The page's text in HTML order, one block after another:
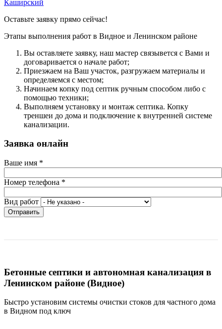
Каширский
Оставьте заявку прямо сейчас!
Этапы выполнения работ в Видное и Ленинском районе
Вы оcтавляете заявку, наш мастер связывется с Вами и
договаривается о начале работ;
Приезжаем на Ваш участок, разгружаем материалы и
определяемся с местом;
Начинаем копку под септик ручным способом либо с
помощью техники;
Выполняем установку и монтаж септика. Копку
треншеи до дома и подключение к внутренней системе
канализации.
Заявка онлайн
Ваше имя *
Номер телефона *
Вид работ
Отправить
Бетонные септики и автономная канализация в
Ленинском районе (Видное)
Быстро установим системы очистки стоков для частного дома
в Видном под ключ